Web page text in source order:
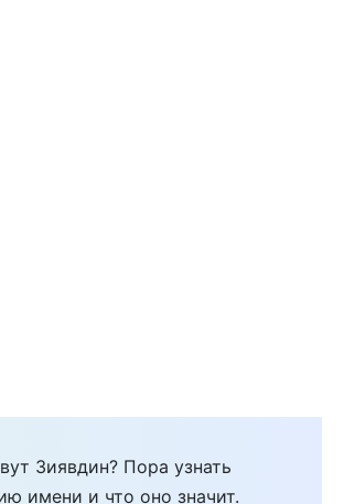
Зиявдин? Пора узнать
имени и что оно значит.